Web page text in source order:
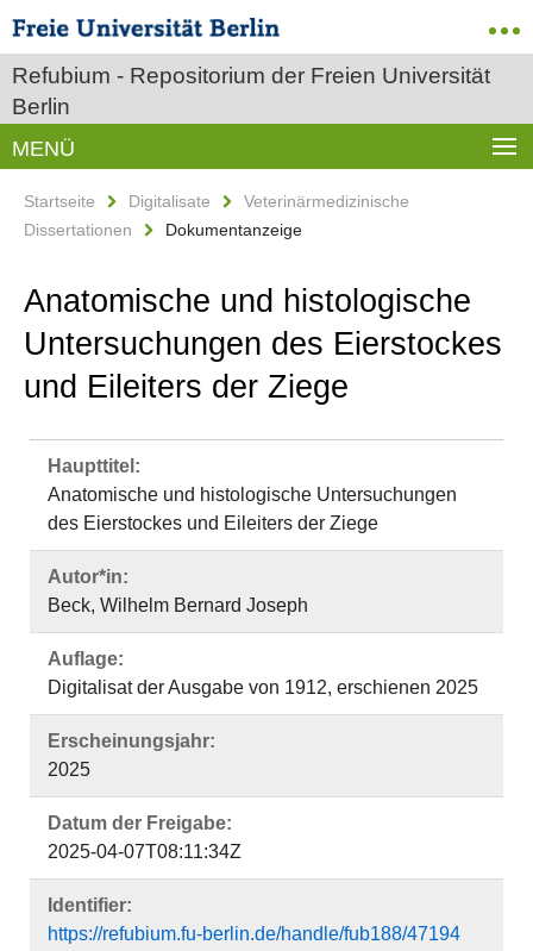
Refubium - Repositorium der Freien Universität
Berlin
MENÜ
Startseite Digitalisate
Veterinärmedizinische
Dissertationen
Dokumentanzeige
Anatomische und histologische
Untersuchungen des Eierstockes
und Eileiters der Ziege
Haupttitel:
Anatomische und histologische Untersuchungen
des Eierstockes und Eileiters der Ziege
Autor*in:
Beck, Wilhelm Bernard Joseph
Auflage:
Digitalisat der Ausgabe von 1912, erschienen 2025
Erscheinungsjahr:
2025
Datum der Freigabe:
2025-04-07T08:11:34Z
Identifier:
https://refubium.fu-berlin.de/handle/fub188/47194